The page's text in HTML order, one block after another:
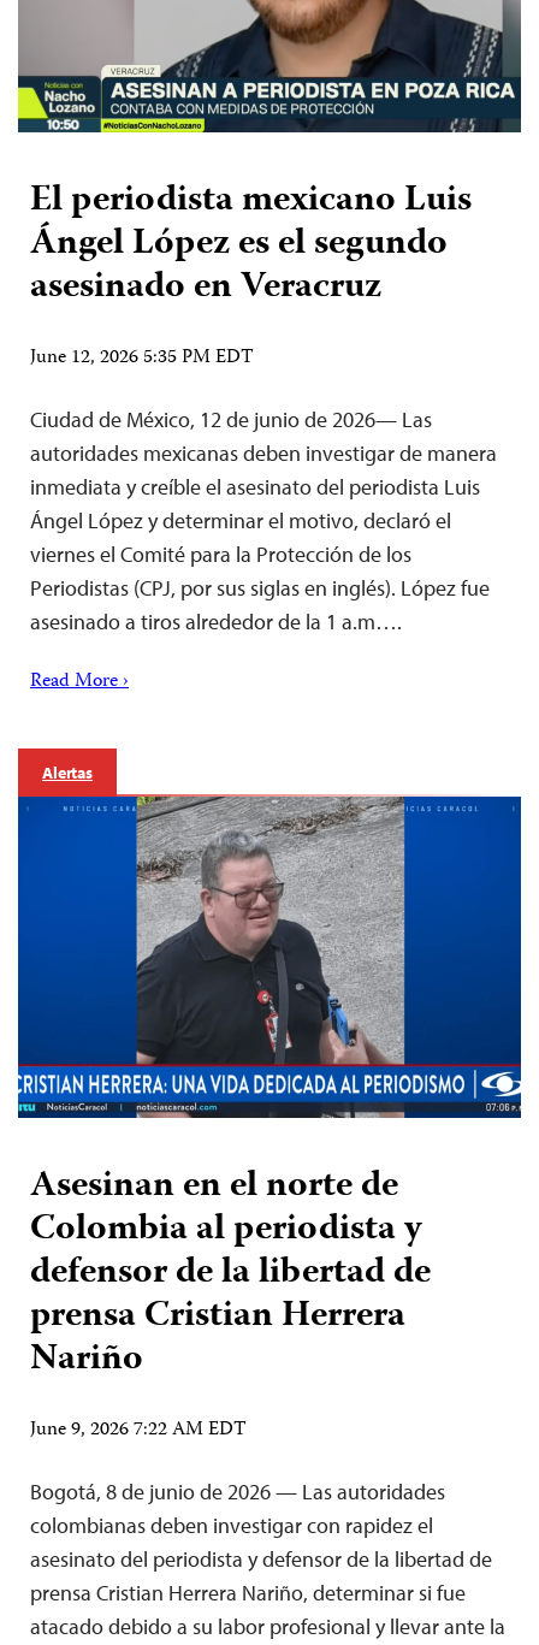
El periodista mexicano Luis
Ángel López es el segundo
asesinado en Veracruz
June 12, 2026 5:35 PM EDT
Ciudad de México, 12 de junio de 2026— Las
autoridades mexicanas deben investigar de manera
inmediata y creíble el asesinato del periodista Luis
Ángel López y determinar el motivo, declaró el
viernes el Comité para la Protección de los
Periodistas (CPJ, por sus siglas en inglés). López fue
asesinado a tiros alrededor de la 1 a.m….
Read More ›
Alertas
Asesinan en el norte de
Colombia al periodista y
defensor de la libertad de
prensa Cristian Herrera
Nariño
June 9, 2026 7:22 AM EDT
Bogotá, 8 de junio de 2026 — Las autoridades
colombianas deben investigar con rapidez el
asesinato del periodista y defensor de la libertad de
prensa Cristian Herrera Nariño, determinar si fue
atacado debido a su labor profesional y llevar ante la